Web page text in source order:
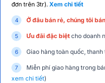
đơn trên 3tr). Xem chi tiết
Ở đâu bán rẻ, chúng tôi
Ưu đãi đặc biệt cho doanh
Giao hàng toàn quốc, thanh
Miễn phí giao hàng trong
xem chi tiết)